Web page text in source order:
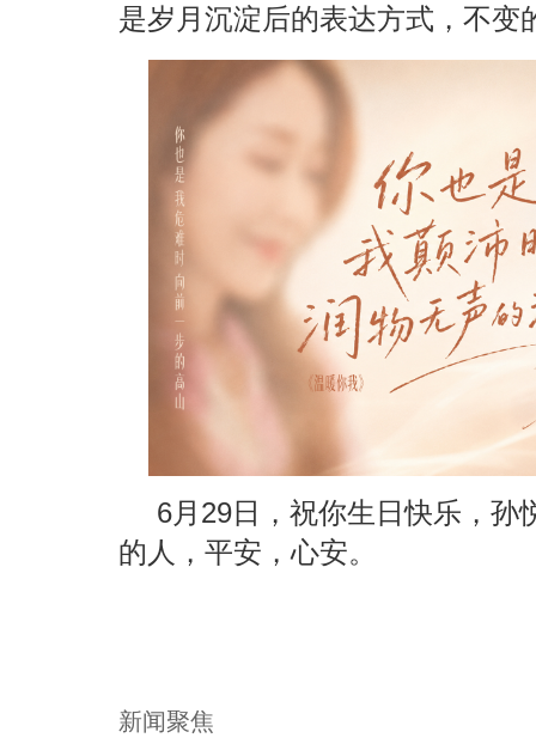
是岁月沉淀后的表达方式，不变
6月29日，祝你生日快乐，孙
的人，平安，心安。
新闻聚焦